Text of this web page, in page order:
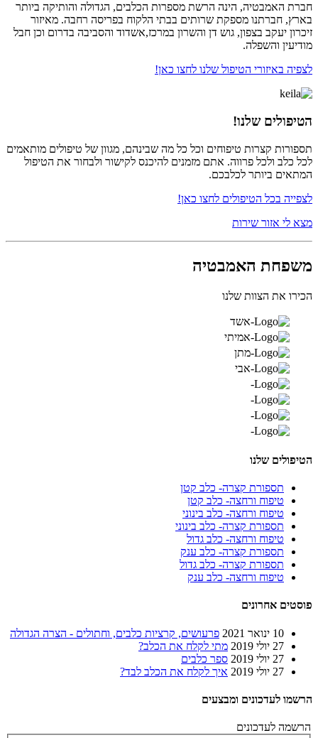
חברת האמבטיה, הינה הרשת מספרות הכלבים, הגדולה והותיקה ביותר
בארץ, חברתנו מספקת שרותים בבתי הלקוח בפריסה רחבה. מאיזור
זיכרון יעקב בצפון, גוש דן והשרון במרכז,אשדוד והסביבה בדרום וכן חבל
מודיעין והשפלה.
לצפיה באיזורי הטיפול שלנו לחצו כאן!
הטיפולים שלנו!
תספורות קצרות טיפוחים וכל כל מה שבינהם, מגוון של טיפולים מותאמים
לכל כלב ולכל פרווה. אתם מזמנים להיכנס לקישור ולבחור את הטיפול
המתאים ביותר לכלבכם.
לצפייה בכל הטיפולים לחצו כאן!
מצא לי אזור שירות
משפחת האמבטיה
הכירו את הצוות שלנו
הטיפולים שלנו
תספורת קצרה- כלב קטן
טיפוח ורחצה- כלב קטן
טיפוח ורחצה- כלב בינוני
תספורת קצרה- כלב בינוני
טיפוח ורחצה- כלב גדול
תספורת קצרה- כלב ענק
תספורת קצרה- כלב גדול
טיפוח ורחצה- כלב ענק
פוסטים אחרונים
10 ינואר 2021
פרעושים, קרציות כלבים, וחתולים - הצרה הגדולה
27 יולי 2019
מתי לקלח את הכלב?
27 יולי 2019
ספר כלבים
27 יולי 2019
איך לקלח את הכלב לבד?
הרשמו לעדכונים ומבצעים
הרשמה לעדכונים